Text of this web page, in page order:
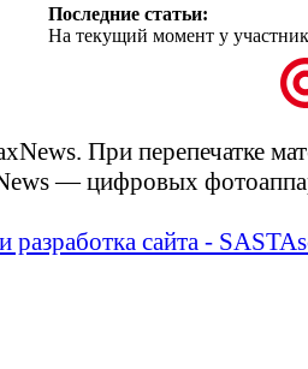
Последние статьи:
На текущий момент у
При перепечатке
— цифровых
разработка сайта -